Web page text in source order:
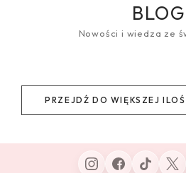
BLOG
Nowości i wiedza ze
PRZEJDŹ DO WIĘKSZEJ